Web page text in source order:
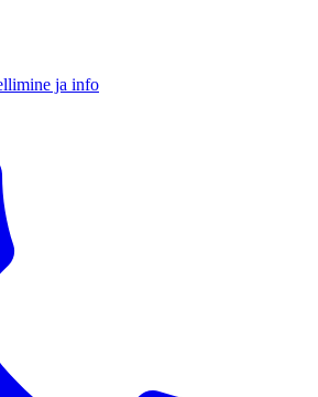
ja info